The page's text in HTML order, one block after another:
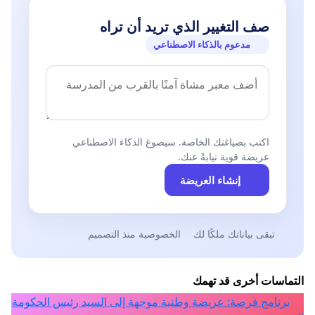
3.د.لاهاي عبدالحسين أكاديمية
6.د.فاتن الجراح مخرجة مسرح طفل
بغداد
8.مي مظفر شاعرة وناقدة فنية
10.د.نادية هناوي أكاديمية بغداد
11.سعاد الجزائري كاتبة لندن
12.عفيفة العيبي تشكيلية
صف التغيير الذي تريد أن تراه
مدعوم بالذكاء الاصطناعي
اكتب بصياغتك الخاصة. سيصوغ الذكاء الاصطناعي
عريضة قوية نيابةً عنك.
إنشاء العريضة
تبقى بياناتك ملكًا لك الخصوصية منذ التصميم
التماسات أخرى قد تهمك
برنامج فرصة: عريضة وطنية موجهة إلى السيد رئيس الحكومة